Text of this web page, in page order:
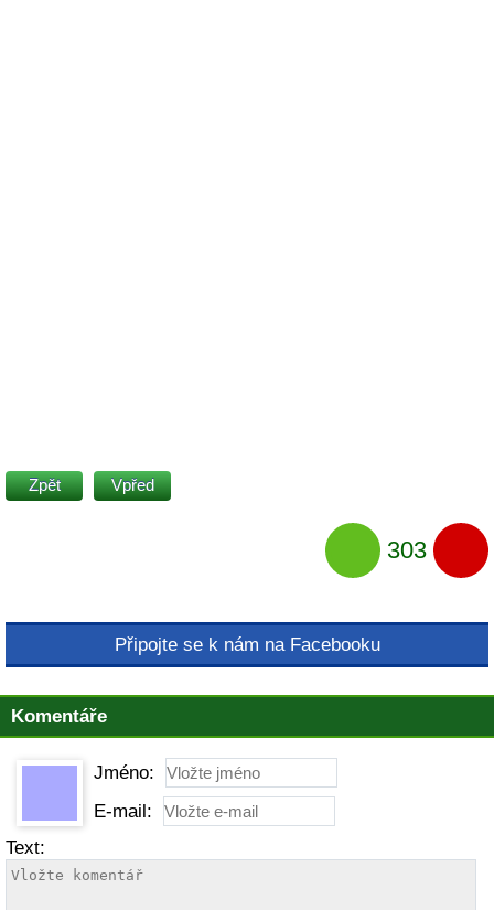
Zpět Vpřed
303
Připojte se k nám na Facebooku
Komentáře
Jméno:
E-mail:
Text: